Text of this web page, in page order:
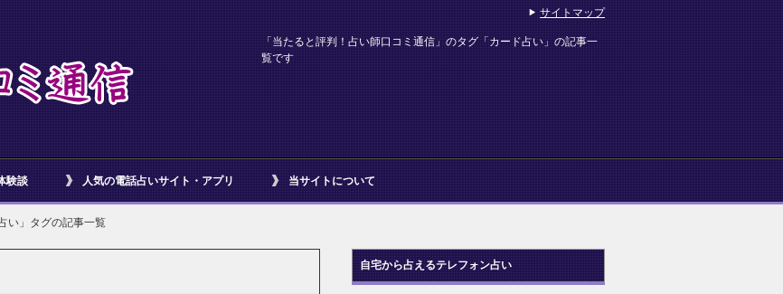
「当たると評判！占い師口コミ通信」のタグ「カード占い」の記事一
覧です
験談 人気の電話占いサイト・アプリ 当サイトについて
い」タグの記事一覧
自宅から占えるテレフォン占い
サイトマップ